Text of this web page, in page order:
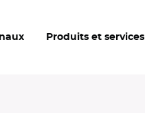
Produits et services